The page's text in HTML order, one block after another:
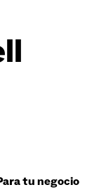
tu negocio